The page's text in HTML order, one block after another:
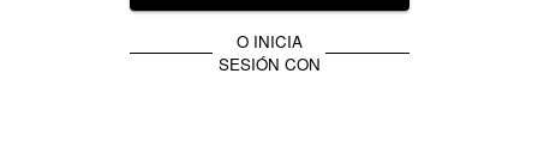
O INICIA
SESIÓN CON